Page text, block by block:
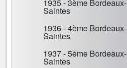
1935 - 3ème Bordeaux-
Saintes
1936 - 4ème Bordeaux-
Saintes
1937 - 5ème Bordeaux-
Saintes